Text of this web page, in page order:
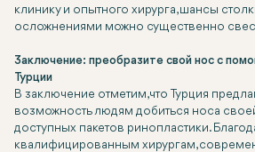
клинику и опытного хирурга, шансы
осложнениями можно существенно
Заключение: преобразите свой нос с
Турции
В заключение отметим, что Турция
возможность людям добиться носа
доступных пакетов ринопластики.
квалифицированным хирургам,